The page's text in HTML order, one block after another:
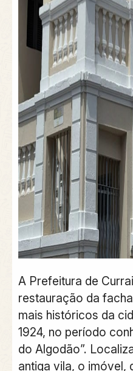
A Prefeitura de
restauração da
mais históricos da
1924, no período
do Algodão”.
antiga vila, o imóvel,